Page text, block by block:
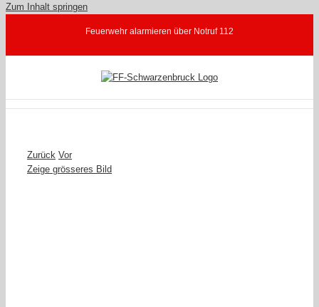
Zum Inhalt springen
Feuerwehr alarmieren über Notruf 112
Zurück Vor
Zeige grösseres Bild